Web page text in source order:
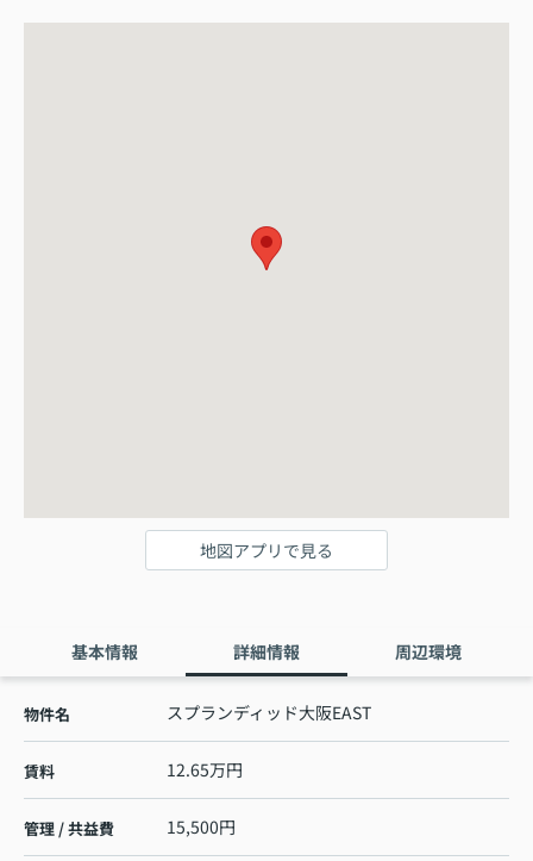
地図アプリで見る
基本情報 詳細情報 周辺環境
物件名 スプランディッド大阪EAST
賃料 12.65万円
管理 / 共益費 15,500円